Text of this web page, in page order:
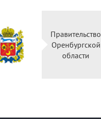
Правительство
Оренбургской
области